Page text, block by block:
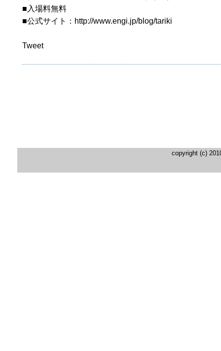
■入場料無料
■公式サイト：http://www.engi.jp/blog/tariki
Tweet
copyright (c)